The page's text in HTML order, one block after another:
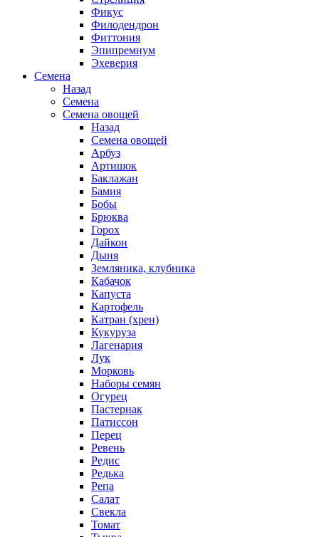
Фикус
Филодендрон
Фиттония
Эпипремнум
Эхеверия
Семена
Назад
Семена
Семена овощей
Назад
Семена овощей
Арбуз
Артишок
Баклажан
Бамия
Бобы
Брюква
Горох
Дайкон
Дыня
Земляника, клубника
Кабачок
Капуста
Картофель
Катран (хрен)
Кукуруза
Лагенария
Лук
Морковь
Наборы семян
Огурец
Пастернак
Патиссон
Перец
Ревень
Редис
Редька
Репа
Салат
Свекла
Томат